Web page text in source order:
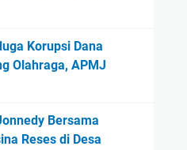
Korupsi Dana
Olahraga, APMJ
Bersama
Reses di Desa